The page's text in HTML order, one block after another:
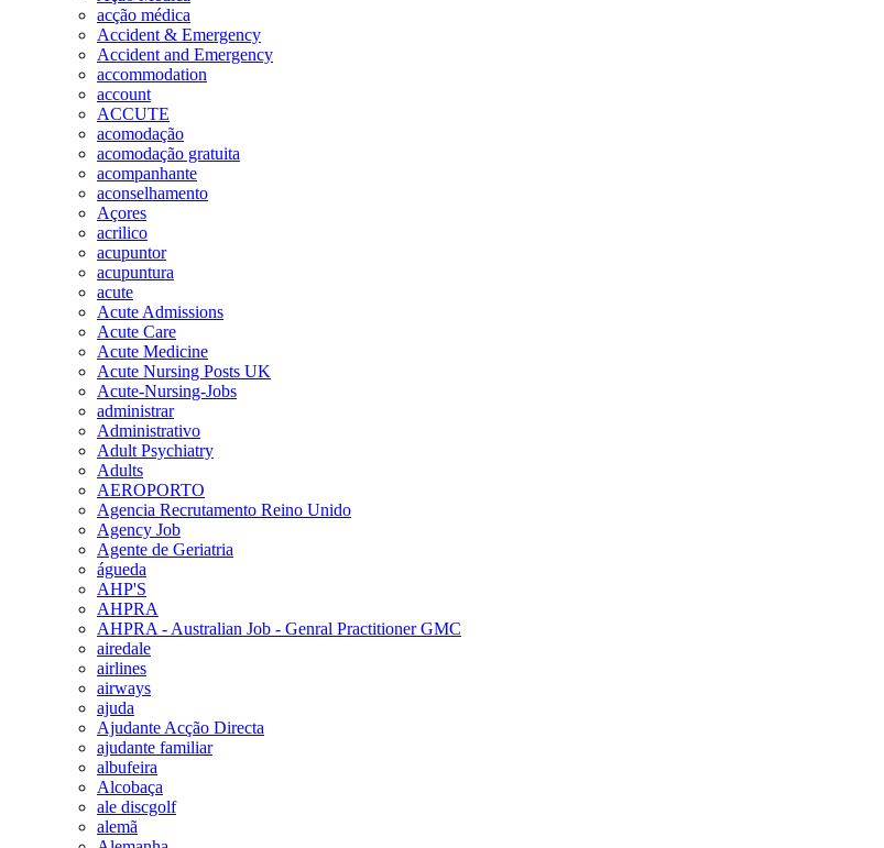
acção médica
Accident & Emergency
Accident and Emergency
accommodation
account
ACCUTE
acomodação
acomodação gratuita
acompanhante
aconselhamento
Açores
acrilico
acupuntor
acupuntura
acute
Acute Admissions
Acute Care
Acute Medicine
Acute Nursing Posts UK
Acute-Nursing-Jobs
administrar
Administrativo
Adult Psychiatry
Adults
AEROPORTO
Agencia Recrutamento Reino Unido
Agency Job
Agente de Geriatria
águeda
AHP'S
AHPRA
AHPRA - Australian Job - Genral Practitioner GMC
airedale
airlines
airways
ajuda
Ajudante Acção Directa
ajudante familiar
albufeira
Alcobaça
ale discgolf
alemã